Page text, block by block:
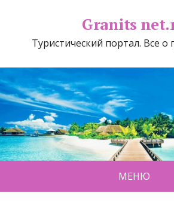
Granits
Туристический портал. Все о
МЕНЮ